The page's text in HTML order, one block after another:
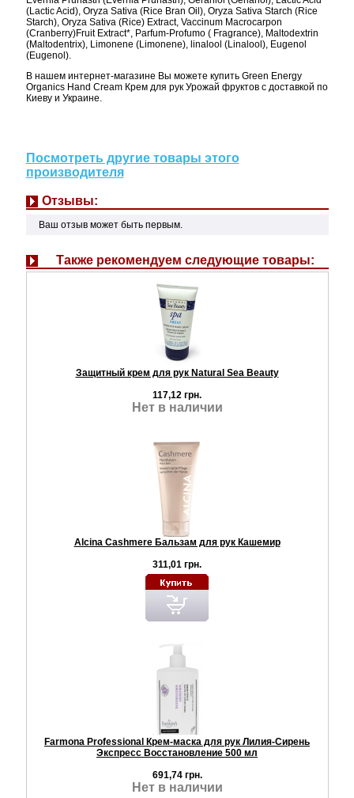
(Lactic Acid), Oryza Sativa (Rice Bran Oil), Oryza Sativa Starch (Rice
Starch), Oryza Sativa (Rice) Extract, Vaccinum Macrocarpon
(Cranberry)Fruit Extract*, Parfum-Profumo ( Fragrance), Maltodextrin
(Maltodentrix), Limonene (Limonene), linalool (Linalool), Eugenol
(Eugenol).
В нашем интернет-магазине Вы можете купить Green Energy
Organics Hand Cream Крем для рук Урожай фруктов с доставкой по
Киеву и Украине.
Посмотреть другие товары этого
производителя
Отзывы:
Ваш отзыв может быть первым.
Также рекомендуем следующие товары:
Защитный крем для рук Natural Sea Beauty
117,12 грн.
Нет в наличии
Alcina Cashmere Бальзам для рук Кашемир
311,01 грн.
Farmona Professional Крем-маска для рук Лилия-Сирень
Экспресс Восстановление 500 мл
691,74 грн.
Нет в наличии